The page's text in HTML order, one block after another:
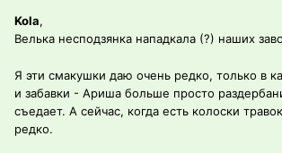
Kola,
Велька несподзянка нападкала (?) наших
Я эти смакушки даю очень редко, только в
и забавки - Ариша больше просто
съедает. А сейчас, когда есть колоски
редко.